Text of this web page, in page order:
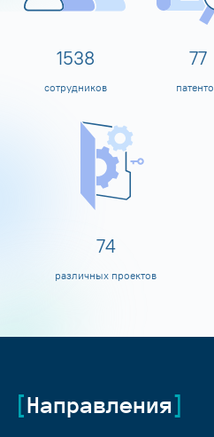
1600
сотрудников
80
80
различных проектов
Направления